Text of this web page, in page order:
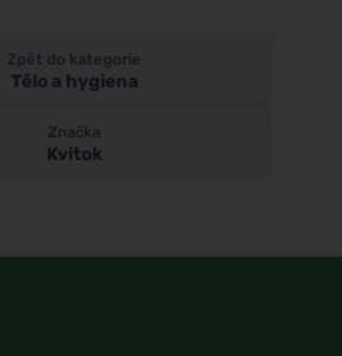
Zpět do kategorie
Tělo a hygiena
Značka
Kvitok